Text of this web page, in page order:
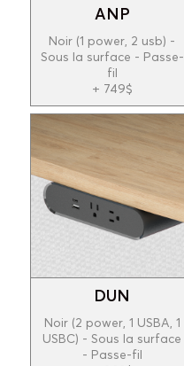
ANP
Noir (1 power, 2 usb) -
Sous la surface - Passe-
fil
+ 749$
DUN
Noir (2 power, 1 USBA, 1
USBC) - Sous la surface
- Passe-fil